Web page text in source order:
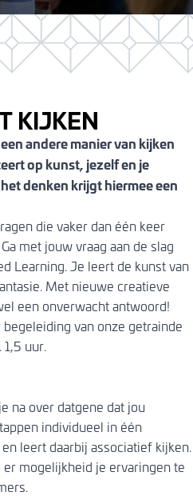
KIJKEN
andere manier van kijken
op kunst, jezelf en je
denken krijgt hiermee een
die vaker dan één keer
met jouw vraag aan de slag
Learning. Je leert de kunst van
Met nieuwe creatieve
een onverwacht antwoord!
van onze getrainde
uur.
na over datgene dat jou
individueel in één
leert daarbij associatief kijken.
mogelijkheid je ervaringen te